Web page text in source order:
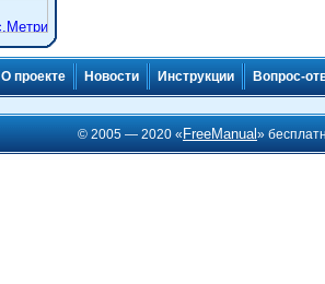
О проекте Новости Инструкции Вопрос-
© 2005 — 2020 « FreeManual»